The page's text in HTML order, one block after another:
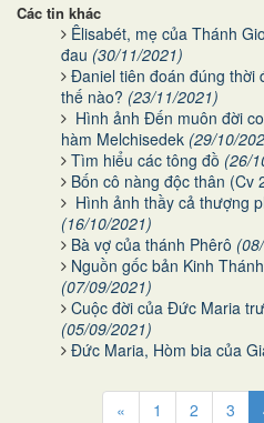
Các tin khác
Êlisabét, mẹ của Thánh
đau (30/11/2021)
Đaniel tiên đoán đúng thời
thế nào? (23/11/2021)
Hình ảnh Đến muôn đời
hàm Melchisedek (29/10/
Tìm hiểu các tông đồ (26/
Bốn cô nàng độc thân (Cv
Hình ảnh thầy cả thượng
(16/10/2021)
Bà vợ của thánh Phêrô
Nguồn gốc bản Kinh
(07/09/2021)
Cuộc đời của Đức Maria
(05/09/2021)
Đức Maria, Hòm bia của
« 1 2 3